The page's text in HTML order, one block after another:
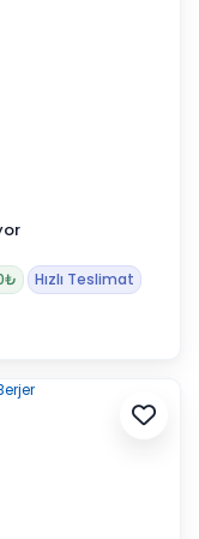
Hızlı Teslimat